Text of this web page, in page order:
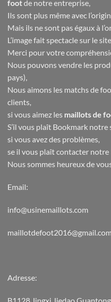
footde notre entreprise,
Ils sont plus même avec
Mais ils ne sont pas égaux à
L’image fait spectacle sur le
Merci pour votre
Nous pouvons vendre les
pays),
Nous aimons les matchs de
clients,
si vous aimez les maillots de
S’il vous plaît Bookmark notre
si vous avez des problèmes,
se il vous plaît contacter notre
Nous sommes heureux de
Email:
info@usinemaillots.com
maillotdefoot2016@gmail.com
Adresse: